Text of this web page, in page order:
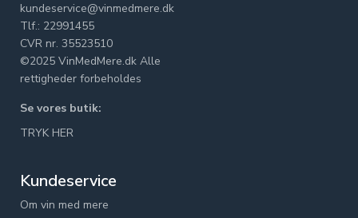
kundeservice@vinmedmere.dk
Tlf.: 22991455
CVR nr. 35523510
©2025 VinMedMere.dk Alle
rettigheder forbeholdes
Se vores butik:
TRYK HER
Kundeservice
Om vin med mere